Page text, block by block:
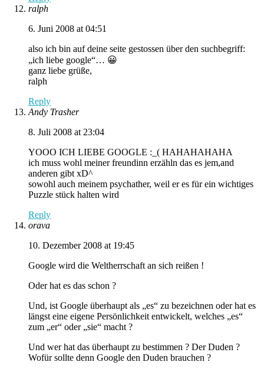
ralph
6. Juni 2008 at 04:51
also ich bin auf deine seite gestossen über den suchbegriff:
„ich liebe google“… 😀
ganz liebe grüße,
ralph
Reply
Andy Trasher
8. Juli 2008 at 23:04
YOOO ICH LIEBE GOOGLE :_( HAHAHAHAHA
ich muss wohl meiner freundinn erzähln das es jem,and
anderen gibt xD^
sowohl auch meinem psychather, weil er es für ein wichtiges
Puzzle stück halten wird
Reply
orava
10. Dezember 2008 at 19:45
Google wird die Weltherrschaft an sich reißen !
Oder hat es das schon ?
Und, ist Google überhaupt als „es“ zu bezeichnen oder hat es
längst eine eigene Persönlichkeit entwickelt, welches „es“
zum „er“ oder „sie“ macht ?
Und wer hat das überhaupt zu bestimmen ? Der Duden ?
Wofür sollte denn Google den Duden brauchen ?